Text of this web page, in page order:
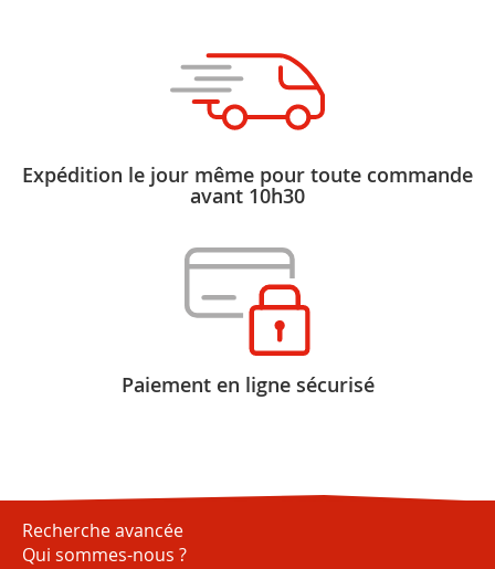
Expédition le jour même pour toute commande
avant 10h30
Paiement en ligne sécurisé
Recherche avancée
Qui sommes-nous ?